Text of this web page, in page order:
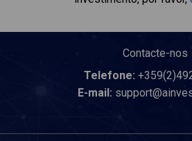
Contacte-nos
Telefone:
E-mail: